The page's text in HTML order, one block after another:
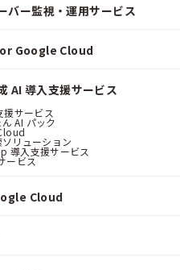
ー監視・運用サービス
Google Cloud
AI 導入支援サービス
援サービス
AI パック
リューション
導入支援サービス
ービス
Cloud